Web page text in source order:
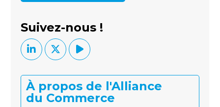
Suivez-nous !
À propos de l'Alliance
du Commerce